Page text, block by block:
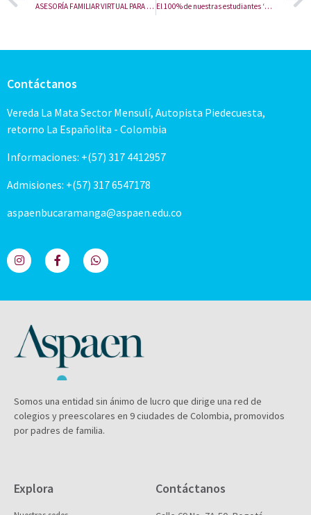
ASESORÍA FAMILIAR VIRTUAL PARA LAS FAMILIAS ASPAEN El 100% de nuestras estudiantes ‘Class 2020’, recibieron el Diploma Internacional AICE
Contáctanos
Vereda La Mata Sector Mensulí, Autopista Piedecuesta,
retorno La Españolita - Colombia
Informaciones: +(57) 317 4412957
Admisiones: +(57) 317 6547178
aspaenbucaramanga@aspaen.edu.co
Somos una entidad sin ánimo de lucro que dirige una red de
colegios y preescolares en 9 ciudades de Colombia, promovidos
por padres de familia.
Explora Contáctanos